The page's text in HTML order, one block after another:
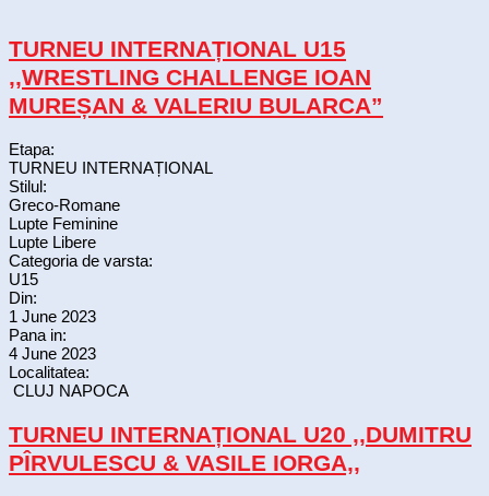
TURNEU INTERNAȚIONAL U15
,,WRESTLING CHALLENGE IOAN
MUREȘAN & VALERIU BULARCA”
Etapa:
TURNEU INTERNAȚIONAL
Stilul:
Greco-Romane
Lupte Feminine
Lupte Libere
Categoria de varsta:
U15
Din:
1 June 2023
Pana in:
4 June 2023
Localitatea:
CLUJ NAPOCA
TURNEU INTERNAȚIONAL U20 ,,DUMITRU
PÎRVULESCU & VASILE IORGA,,